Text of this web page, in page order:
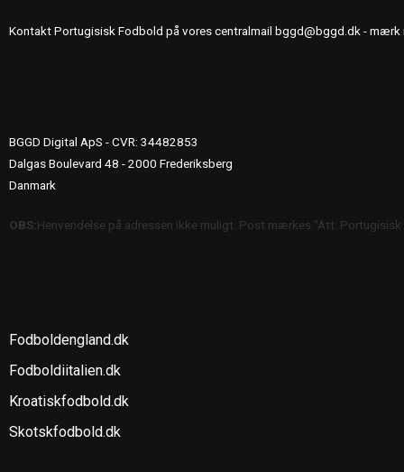
Kontakt Portugisisk Fodbold på vores centralmail bggd@bggd.dk - mærk
BGGD Digital ApS - CVR: 34482853
Dalgas Boulevard 48 - 2000 Frederiksberg
Danmark
OBS:Henvendelse på adressen ikke muligt. Post mærkes "Att:
Fodboldengland.dk
Fodboldiitalien.dk
Kroatiskfodbold.dk
Skotskfodbold.dk